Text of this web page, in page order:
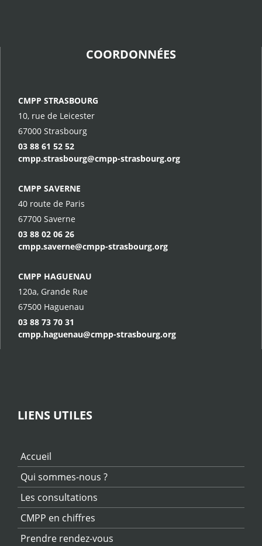
COORDONNÉES
CMPP STRASBOURG
10, rue de Leicester
67000 Strasbourg
03 88 61 52 52
cmpp.strasbourg@cmpp-strasbourg.org
CMPP SAVERNE
40 route de Paris
67700 Saverne
03 88 02 06 26
cmpp.saverne@cmpp-strasbourg.org
CMPP HAGUENAU
120a, Grande Rue
67500 Haguenau
03 88 73 70 31
cmpp.haguenau@cmpp-strasbourg.org
LIENS UTILES
Accueil
Qui sommes-nous ?
Les consultations
CMPP en chiffres
Prendre rendez-vous